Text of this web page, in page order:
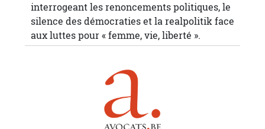
interrogeant les renoncements politiques, le
silence des démocraties et la realpolitik face
aux luttes pour « femme, vie, liberté ».